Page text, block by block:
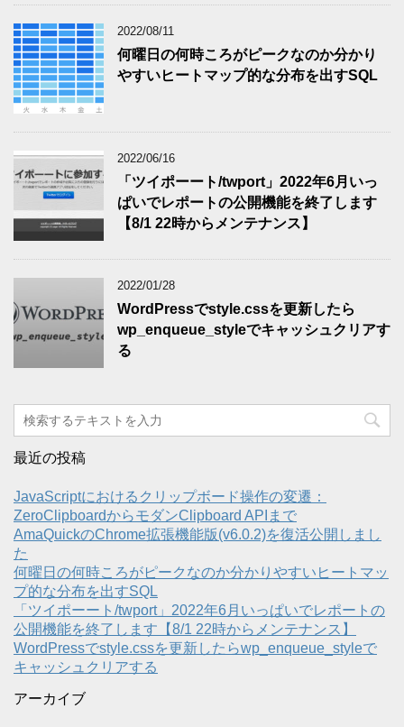
2022/08/11
何曜日の何時ころがピークなのか分かり
やすいヒートマップ的な分布を出すSQL
2022/06/16
「ツイポーート/twport」2022年6月いっ
ぱいでレポートの公開機能を終了します
【8/1 22時からメンテナンス】
2022/01/28
WordPressでstyle.cssを更新したら
wp_enqueue_styleでキャッシュクリアす
る
最近の投稿
JavaScriptにおけるクリップボード操作の変遷：
ZeroClipboardからモダンClipboard APIまで
AmaQuickのChrome拡張機能版(v6.0.2)を復活公開しまし
た
何曜日の何時ころがピークなのか分かりやすいヒートマッ
プ的な分布を出すSQL
「ツイポーート/twport」2022年6月いっぱいでレポートの
公開機能を終了します【8/1 22時からメンテナンス】
WordPressでstyle.cssを更新したらwp_enqueue_styleで
キャッシュクリアする
アーカイブ